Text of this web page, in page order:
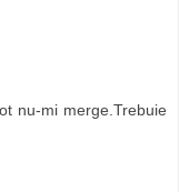
nu-mi merge.Trebuie